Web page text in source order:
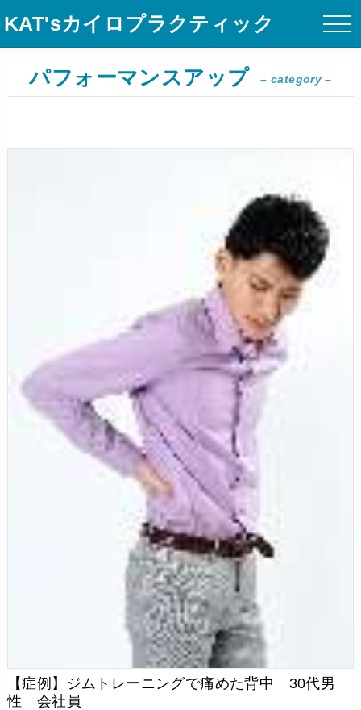
KAT'sカイロプラクティック
パフォーマンスアップ – category –
【症例】ジムトレーニングで痛めた背中 30代男
性 会社員